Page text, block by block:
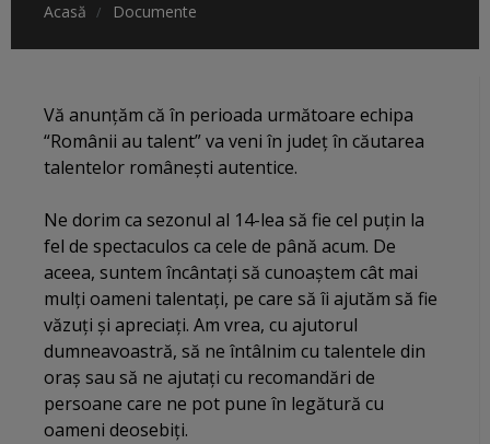
Acasă Documente
Vă anunţăm că în perioada următoare echipa
“Românii au talent” va veni în judeţ în căutarea
talentelor româneşti autentice.
Ne dorim ca sezonul al 14-lea să fie cel puţin la
fel de spectaculos ca cele de până acum. De
aceea, suntem încântați să cunoaştem cât mai
mulţi oameni talentaţi, pe care să îi ajutăm să fie
văzuţi şi apreciaţi. Am vrea, cu ajutorul
dumneavoastră, să ne întâlnim cu talentele din
oraş sau să ne ajutaţi cu recomandări de
persoane care ne pot pune în legătură cu
oameni deosebiți.